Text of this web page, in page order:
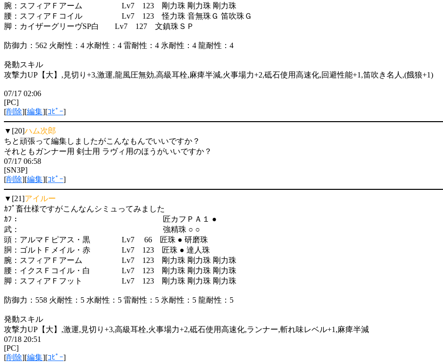
腕：スフィアＦアーム Lv7 123 剛力珠 剛力珠 剛力珠
腰：スフィアＦコイル Lv7 123 怪力珠 音無珠Ｇ 笛吹珠Ｇ
脚：カイザーグリーヴSP白 Lv7 127 文鎮珠ＳＰ
防御力：562 火耐性：4 水耐性：4 雷耐性：4 氷耐性：4 龍耐性：4
発動スキル
攻撃力UP【大】,見切り+3,激運,龍風圧無効,高級耳栓,麻痺半減,火事場力+2,砥石使用高速化,回避性能+1,笛吹き名人,(餓狼+1)
07/17 02:06
[PC]
[削除][編集][ｺﾋﾟｰ]
▼[20]ハム次郎
ちと頑張って編集しましたがこんなもんでいいですか？
それともガンナー用 剣士用 ラヴィ用のほうがいいですか？
07/17 06:58
[SN3P]
[削除][編集][ｺﾋﾟｰ]
▼[21]アイルー
ｶﾌﾟ畜仕様ですがこんなんシミュってみました
ｶﾌ： 匠カフＰＡ１ ●
武： 強精珠 ○ ○
頭：アルマＦピアス・黒 Lv7 66 匠珠 ● 研磨珠
胴：ゴルトＦメイル・赤 Lv7 123 匠珠 ● 達人珠
腕：スフィアＦアーム Lv7 123 剛力珠 剛力珠 剛力珠
腰：イクスＦコイル・白 Lv7 123 剛力珠 剛力珠 剛力珠
脚：スフィアＦフット Lv7 123 剛力珠 剛力珠 剛力珠
防御力：558 火耐性：5 水耐性：5 雷耐性：5 氷耐性：5 龍耐性：5
発動スキル
攻撃力UP【大】,激運,見切り+3,高級耳栓,火事場力+2,砥石使用高速化,ランナー,斬れ味レベル+1,麻痺半減
07/18 20:51
[PC]
[削除][編集][ｺﾋﾟｰ]